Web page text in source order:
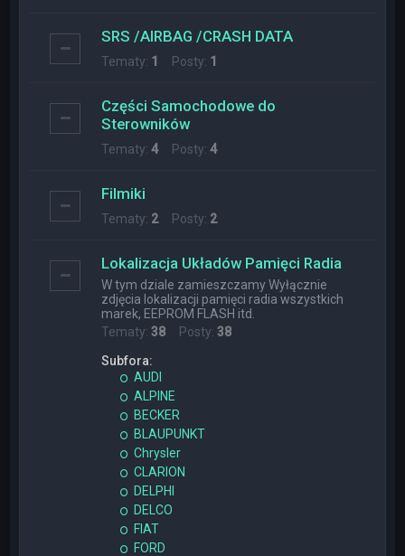
SRS /AIRBAG /CRASH DATA
Tematy: 1 Posty: 1
Części Samochodowe do
Sterowników
Tematy:4Posty:4
Filmiki
Tematy: 2Posty: 2
Lokalizacja Układów Pamięci Radia
W tym dziale zamieszczamy Wyłącznie
zdjęcia lokalizacji pamięci radia wszystkich
marek, EEPROM FLASH itd.
Tematy:38 Posty:38
Subfora:
AUDI
ALPINE
BECKER
BLAUPUNKT
Chrysler
CLARION
DELPHI
DELCO
FIAT
FORD